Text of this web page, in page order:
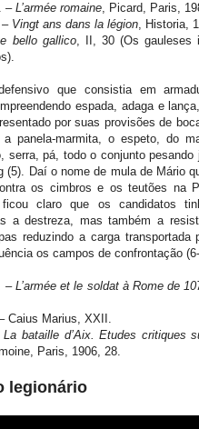
– L’armée romaine, Picard, Paris,
– Vingt ans dans la légion, Historia,
bello gallico, II, 30 (Os gauleses
que consistia em
espada, adaga e
por suas provisões de
panela-marmita, o espeto, do
serra, pá, todo o conjunto
(5). Daí o nome de mula de Mário
os cimbros e os teutões na
claro que os candidatos
a destreza, mas também a
reduzindo a carga
os campos de confrontação
– L’armée et le soldat à Rome de
Caius Marius, XXII.
La bataille d’Aix. Etudes critiques
Paris, 1906, 28.
legionário